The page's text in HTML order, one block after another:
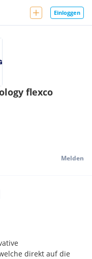
Einloggen
flexco
Melden
direkt auf die